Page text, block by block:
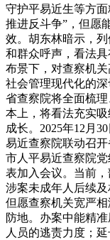
守护平易近生等方
推进反斗争”，但愿
效。胡东林暗示，
和群众呼声，看法
布景下，对查察机
社会管理现代化的
省查察院将全面梳
本上，将看法充实
成长。2025年12月
易近查察院联动召
市人平易近查察院
表加入会议。当前
涉案未成年人后续
但愿查察机关宽严
防地。办案中能精
人员的逃责力度；